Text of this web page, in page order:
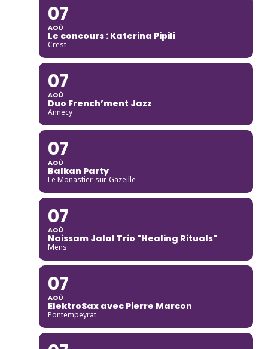
07
AOÛ
Le concours : Katerina Pipili
Crest
07
AOÛ
Duo French’ment Jazz
Annecy
07
AOÛ
Balkan Party
Le Monastier-sur-Gazeille
07
AOÛ
Naissam Jalal Trio "Healing Rituals"
Mens
07
AOÛ
ElektroSax avec Pierre Marcon
Pontempeyrat